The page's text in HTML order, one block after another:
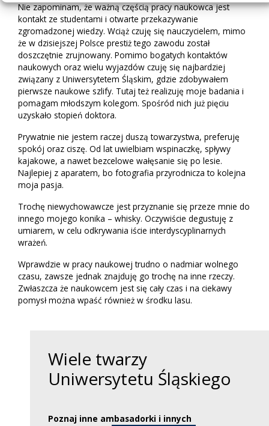
Nie zapominam, że ważną częścią pracy naukowca jest
kontakt ze studentami i otwarte przekazywanie
zgromadzonej wiedzy. Wciąż czuję się nauczycielem, mimo
że w dzisiejszej Polsce prestiż tego zawodu został
doszczętnie zrujnowany. Pomimo bogatych kontaktów
naukowych oraz wielu wyjazdów czuję się najbardziej
związany z Uniwersytetem Śląskim, gdzie zdobywałem
pierwsze naukowe szlify. Tutaj też realizuję moje badania i
pomagam młodszym kolegom. Spośród nich już pięciu
uzyskało stopień doktora.
Prywatnie nie jestem raczej duszą towarzystwa, preferuję
spokój oraz ciszę. Od lat uwielbiam wspinaczkę, spływy
kajakowe, a nawet bezcelowe wałęsanie się po lesie.
Najlepiej z aparatem, bo fotografia przyrodnicza to kolejna
moja pasja.
Trochę niewychowawcze jest przyznanie się przeze mnie do
innego mojego konika – whisky. Oczywiście degustuję z
umiarem, w celu odkrywania iście interdyscyplinarnych
wrażeń.
Wprawdzie w pracy naukowej trudno o nadmiar wolnego
czasu, zawsze jednak znajduję go trochę na inne rzeczy.
Zwłaszcza że naukowcem jest się cały czas i na ciekawy
pomysł można wpaść również w środku lasu.
Wiele twarzy
Uniwersytetu Śląskiego
Poznaj inne ambasadorki i innych